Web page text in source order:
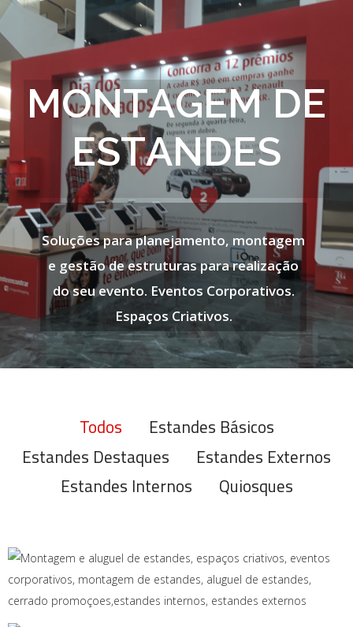
MONTAGEM DE
ESTANDES
Todos
Estandes Básicos
Estandes Destaques
Estandes Externos
Estandes Internos
Quiosques